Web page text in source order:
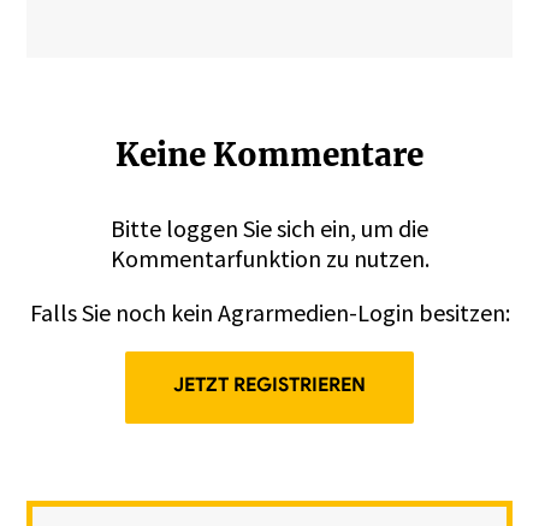
Keine Kommentare
Bitte loggen Sie sich ein, um die
Kommentarfunktion zu nutzen.
Falls Sie noch kein Agrarmedien-Login besitzen:
JETZT REGISTRIEREN